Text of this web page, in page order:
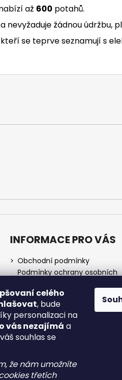
celého
, bude
personalizaci na
vás nezajímá a
souhlas se
že nám umožníte
třetích
až 600 potahů.
nevyžaduje žádnou údržbu,
kteří se teprve seznamují s
INFORMACE PRO VÁS
Obchodní podmínky
Podmínky ochrany osobních
O nás
Doprava a platba
Zrušení objednávky
Reklamace a vrácení zboží
Spotřební daň